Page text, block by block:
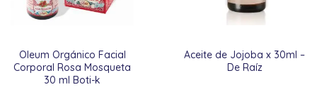
Oleum Orgánico Facial
Corporal Rosa Mosqueta
30 ml Boti-k
Aceite de Jojoba x 30ml –
De Raíz